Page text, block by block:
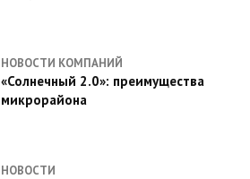
НОВОСТИ КОМПАНИЙ
«Солнечный 2.0»: преимущества
микрорайона
НОВОСТИ